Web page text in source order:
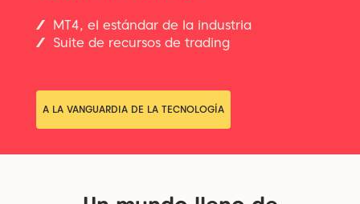
MT4, el estándar de la industria
Suite de recursos de trading
A LA VANGUARDIA DE LA TECNOLOGÍA